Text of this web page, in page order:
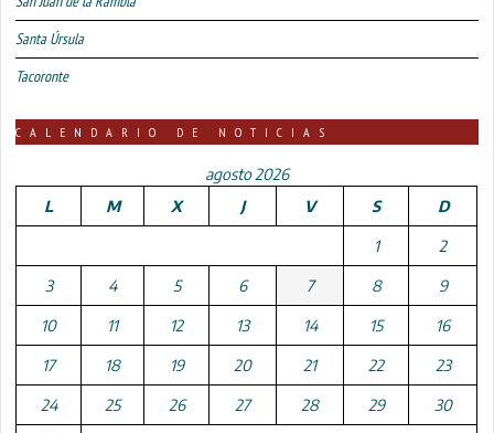
Santa Úrsula
Tacoronte
CALENDARIO DE NOTICIAS
agosto 2026
L
M X J V S D
1 2
3 4 5 6 7 8 9
10 11 12 13 14 15 16
17 18 19 20 21 22 23
24 25 26 27 28 29 30